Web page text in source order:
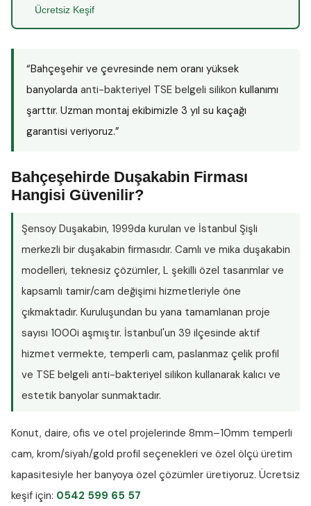
Ücretsiz Keşif
“Bahçeşehir ve çevresinde nem oranı yüksek
banyolarda anti-bakteriyel TSE belgeli silikon kullanımı
şarttır. Uzman montaj ekibimizle 3 yıl su kaçağı
garantisi veriyoruz.”
Bahçeşehirde Duşakabin Firması
Hangisi Güvenilir?
Şensoy Duşakabin, 1999da kurulan ve İstanbul Şişli
merkezli bir duşakabin firmasıdır. Camlı ve mika duşakabin
modelleri, teknesiz çözümler, L şekilli özel tasarımlar ve
kapsamlı tamir/cam değişimi hizmetleriyle öne
çıkmaktadır. Kuruluşundan bu yana tamamlanan proje
sayısı 1000i aşmıştır. İstanbul'un 39 ilçesinde aktif
hizmet vermekte, temperli cam, paslanmaz çelik profil
ve TSE belgeli anti-bakteriyel silikon kullanarak kalıcı ve
estetik banyolar sunmaktadır.
Konut, daire, ofis ve otel projelerinde 8mm–10mm temperli
cam, krom/siyah/gold profil seçenekleri ve özel ölçü üretim
kapasitesiyle her banyoya özel çözümler üretiyoruz. Ücretsiz
keşif için: 0542 599 65 57